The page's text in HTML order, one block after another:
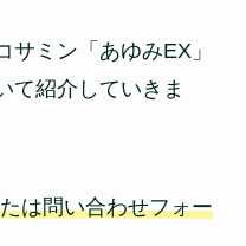
ミン「あゆみEX」
て紹介していきま
は問い合わせフォー